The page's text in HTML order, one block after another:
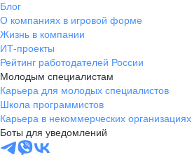
Блог
О компаниях в игровой форме
Жизнь в компании
ИТ-проекты
Рейтинг работодателей России
Молодым специалистам
Карьера для молодых специалистов
Школа программистов
Карьера в некоммерческих организациях
Боты для уведомлений